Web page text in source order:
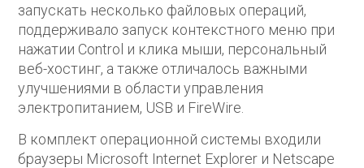
запускать несколько файловых операций,
поддерживало запуск контекстного меню при
нажатии Control и клика мыши, персональный
веб-хостинг, а также отличалось важными
улучшениями в области управления
электропитанием, USB и FireWire.
В комплект операционной системы входили
браузеры Microsoft Internet Explorer и Netscape